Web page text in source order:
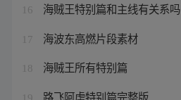
16 海贼王特别篇和主线有关系吗
17 海波东高燃片段素材
18 海贼王所有特别篇
19 路飞阿虏特别篇完整版